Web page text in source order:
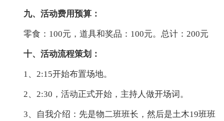
九、活动费用预算：
零食：100元，道具和奖品：100元。总计：200元
十、活动流程策划 ：
1、2:15开始布置场地。
2、2:30，活动正式开始，主持人做开场词。
3、自我介绍：先是物二班班长，然后是土木19班班